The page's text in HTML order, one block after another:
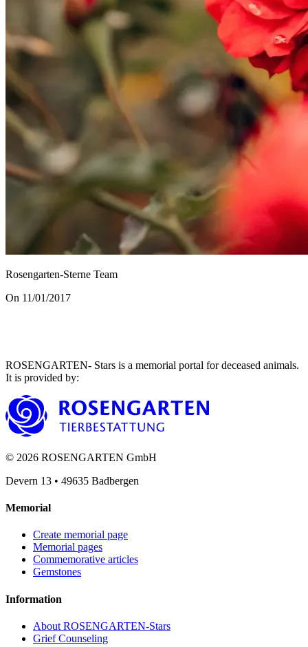
Rosengarten-Sterne Team
On 11/01/2017
ROSENGARTEN- Stars is a memorial portal for deceased animals.
It is provided by:
© 2026 ROSENGARTEN GmbH
Devern 13 • 49635 Badbergen
Memorial
Create memorial page
Memorial pages
Commemorative articles
Gemstones
Information
About ROSENGARTEN-Stars
Grief Counseling